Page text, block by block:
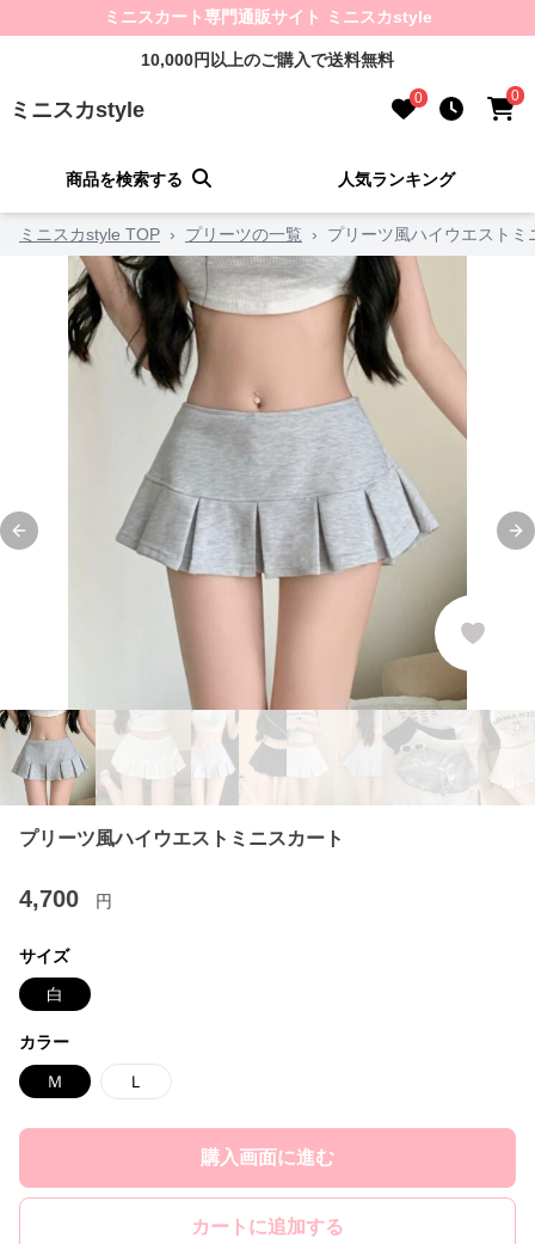
ミニスカート専門通販サイト ミニスカstyle
10,000円以上のご購入で送料無料
ミニスカstyle 0 0
商品を検索する 人気ランキング
ミニスカstyle TOP › プリーツの一覧 › プリーツ風ハイウエストミ
Previous slide
プリーツ風ハイウエストミニスカート
4,700 円
サイズ
白
カラー
Ｍ Ｌ
購入画面に進む
カートに追加する